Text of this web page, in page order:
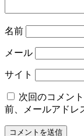
名前
メール
サイト
次回のコメン
前、メールアドレ